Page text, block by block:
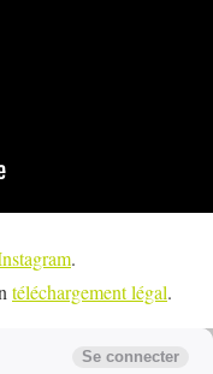
.
téléchargement légal.